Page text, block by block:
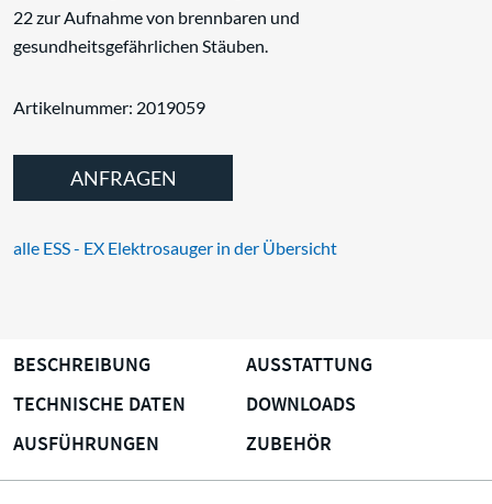
22 zur Aufnahme von brennbaren und
gesundheitsgefährlichen Stäuben.
Artikelnummer: 2019059
ANFRAGEN
alle ESS - EX Elektrosauger in der Übersicht
BESCHREIBUNG
AUSSTATTUNG
TECHNISCHE DATEN
DOWNLOADS
AUSFÜHRUNGEN
ZUBEHÖR